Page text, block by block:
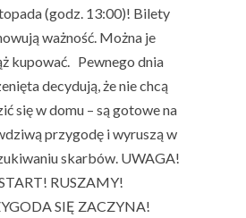
(godz. 13:00)! Bilety
ważność. Można je
kupować. Pewnego dnia
decydują, że nie chcą
się w domu – są gotowe na
przygodę i wyruszą w
skarbów. UWAGA!
RUSZAMY!
SIĘ ZACZYNA!